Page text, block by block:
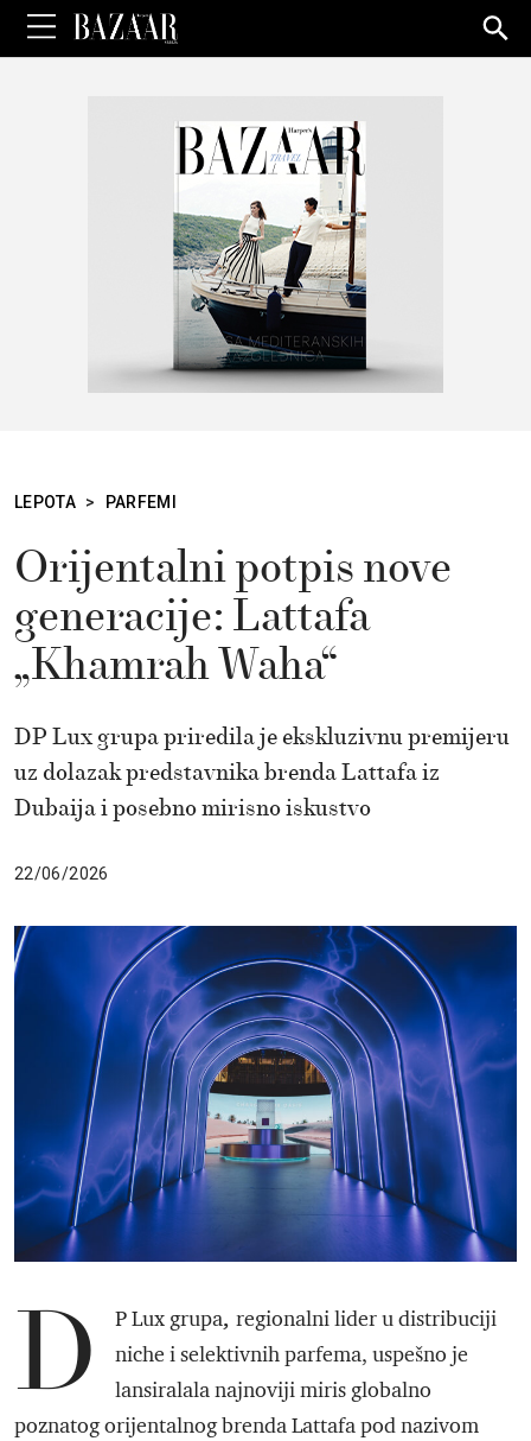
for:
LEPOTA > PARFEMI
Orijentalni potpis nove
generacije: Lattafa
„Khamrah Waha“
DP Lux grupa priredila je ekskluzivnu premijeru
uz dolazak predstavnika brenda Lattafa iz
Dubaija i posebno mirisno iskustvo
22/06/2026
D P Lux grupa, regionalni lider u distribuciji
niche i selektivnih parfema, uspešno je
lansiralala najnoviji miris globalno
poznatog orijentalnog brenda Lattafa pod nazivom